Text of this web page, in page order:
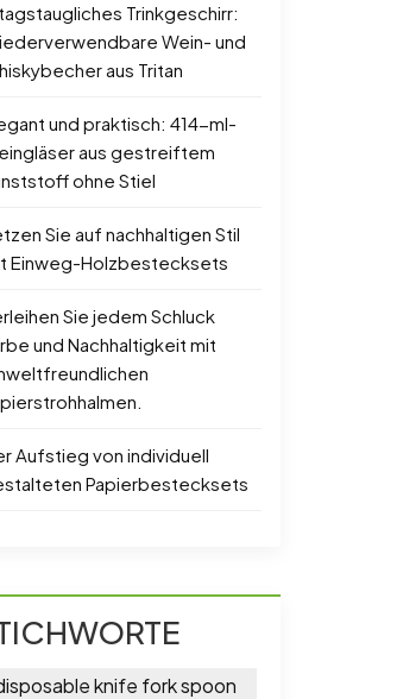
Trinkgeschirr:
Wein- und
aus Tritan
und praktisch: 414-ml-
aus gestreiftem
ohne Stiel
Sie auf nachhaltigen Stil
Einweg-Holzbestecksets
Sie jedem Schluck
und Nachhaltigkeit mit
Aufstieg von individuell
Papierbestecksets
knife fork spoon